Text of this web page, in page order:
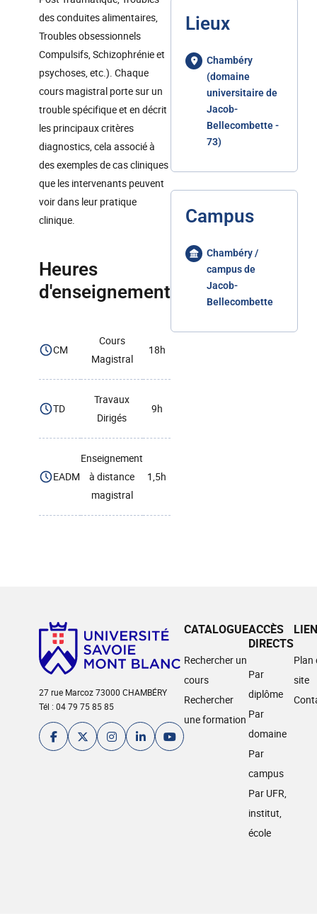
des conduites alimentaires,
Troubles obsessionnels
Compulsifs, Schizophrénie et
psychoses, etc.). Chaque
cours magistral porte sur un
trouble spécifique et en décrit
les principaux critères
diagnostics, cela associé à
des exemples de cas cliniques
que les intervenants peuvent
voir dans leur pratique
clinique.
Heures
d'enseignement
CM
Cours
Magistral
18h
TD
Travaux
Dirigés
9h
EADM
Enseignement
à distance
magistral
1,5h
Lieux
Chambéry
(domaine
universitaire de
Jacob-
Bellecombette -
73)
Campus
Chambéry /
campus de
Jacob-
Bellecombette
27 rue Marcoz 73000 CHAMBÉRY
Tél : 04 79 75 85 85
CATALOGUE
Rechercher un
cours
Rechercher
une formation
ACCÈS
DIRECTS
Par
diplôme
Par
domaine
Par
campus
Par UFR,
institut,
école
Plan
site